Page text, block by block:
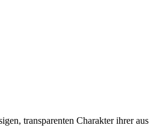
transparenten Charakter ihrer aus